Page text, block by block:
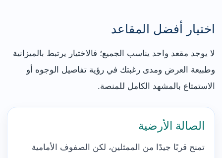
اختيار أفضل المقاعد
لا يوجد مقعد واحد يناسب الجميع؛ فالاختيار يرتبط بالميزانية
وطبيعة العرض ومدى رغبتك في رؤية تفاصيل الوجوه أو
الاستمتاع بالمشهد الكامل للمنصة.
الصالة الأرضية
تمنح قربًا جيدًا من الممثلين، لكن الصفوف الأمامية